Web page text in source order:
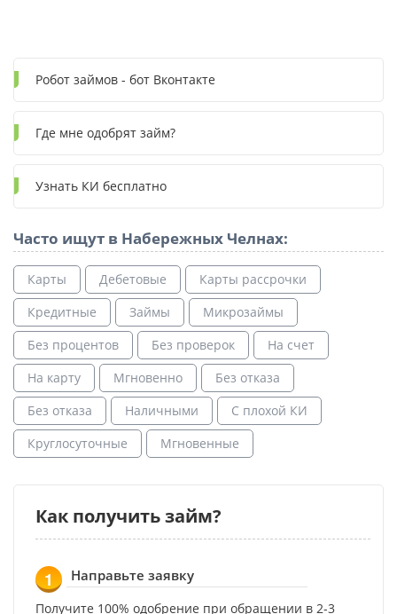
Робот займов - бот Вконтакте
Где мне одобрят займ?
Узнать КИ бесплатно
Часто ищут в Набережных Челнах:
Карты Дебетовые
Карты рассрочки
Кредитные
Займы
Микрозаймы
Без процентов
Без проверок
На счет
На карту
Мгновенно
Без отказа
Без отказа
Наличными
С плохой КИ
Круглосуточные
Мгновенные
Как получить займ?
1 Направьте заявку
Получите 100% одобрение при обращении в 2-3